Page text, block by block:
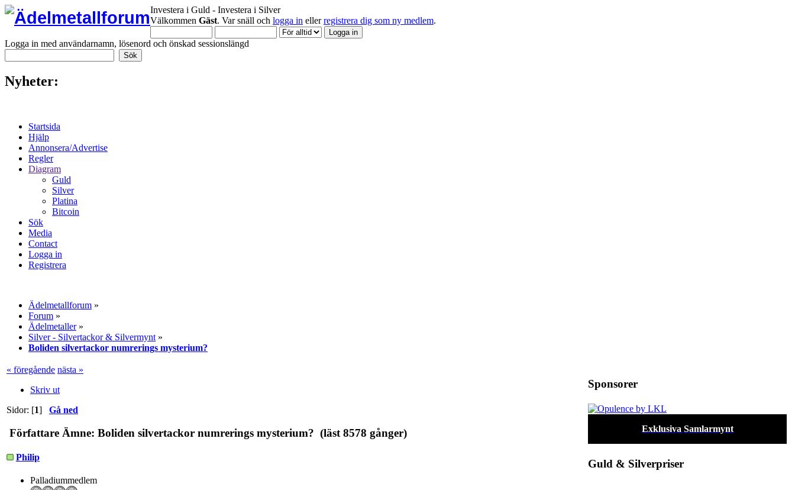
Investera i Guld - Investera i Silver
Välkommen Gäst. Var snäll och logga in ellerregistrera dig som ny medlem.
Logga in med användarnamn, lösenord och önskad sessionslängd
Nyheter:
Startsida
Hjälp
Annonsera/Advertise
Regler
Diagram
Guld
Silver
Platina
Bitcoin
Sök
Media
Contact
Logga in
Registrera
Ädelmetallforum »
Forum »
Ädelmetaller»
Silver - Silvertackor & Silvermynt »
Boliden silvertackor numrerings mysterium?
« föregående nästa »
Skriv ut
Sidor: [1] Gå ned
Författare Ämne: Boliden silvertackor numrerings mysterium? (läst 8578 gånger)
Philip
Palladiummedlem
Sponsorer
Exklusiva Samlarmynt
Guld & Silverpriser